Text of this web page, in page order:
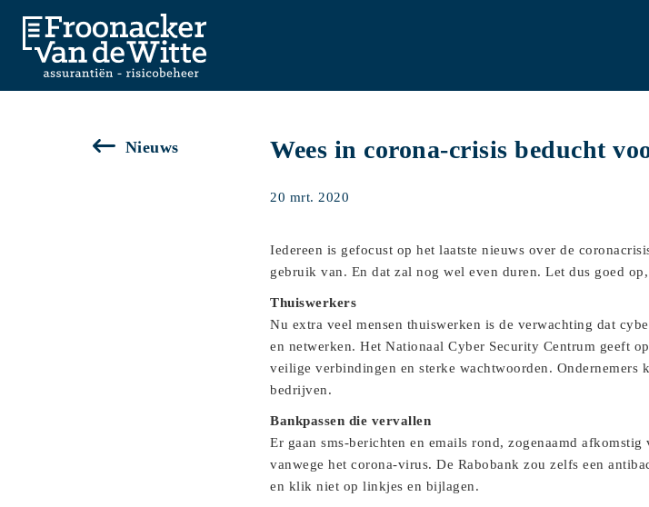
Nieuws Wees in corona-crisis beducht
20 mrt. 2020
Iedereen is gefocust op het laatste nieuws over de
gebruik van. En dat zal nog wel even duren. Let dus goed
Thuiswerkers
Nu extra veel mensen thuiswerken is de verwachting dat
en netwerken. Het Nationaal Cyber Security Centrum geeft op
veilige verbindingen en sterke wachtwoorden. Ondernemers
bedrijven.
Bankpassen die vervallen
Er gaan sms-berichten en emails rond, zogenaamd
vanwege het corona-virus. De Rabobank zou zelfs een
en klik niet op linkjes en bijlagen.